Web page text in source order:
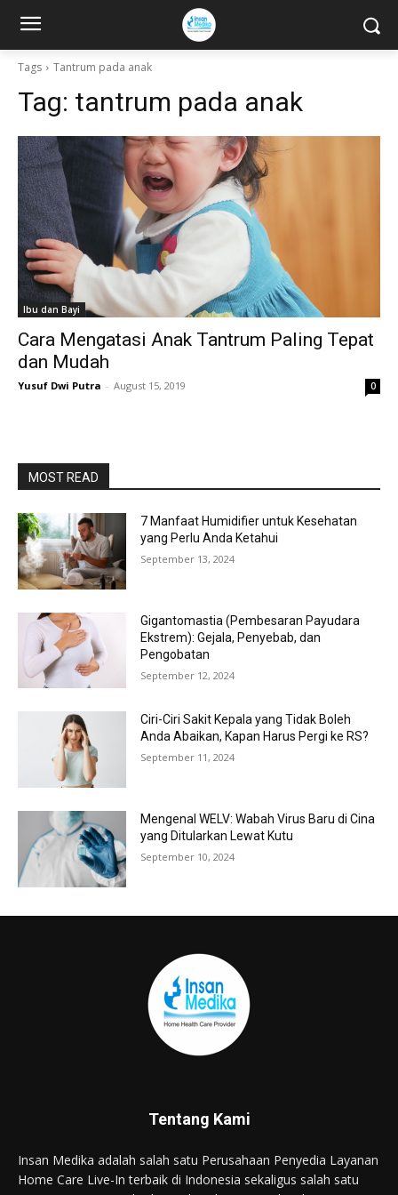
Tags Tantrum pada anak
Tag: tantrum pada anak
Ibu dan Bayi
Cara Mengatasi Anak Tantrum Paling Tepat
dan Mudah
Yusuf Dwi Putra - August 15, 2019 0
MOST READ
7 Manfaat Humidifier untuk Kesehatan
yang Perlu Anda Ketahui
September 13, 2024
Gigantomastia (Pembesaran Payudara
Ekstrem): Gejala, Penyebab, dan
Pengobatan
September 12, 2024
Ciri-Ciri Sakit Kepala yang Tidak Boleh
Anda Abaikan, Kapan Harus Pergi ke RS?
September 11, 2024
Mengenal WELV: Wabah Virus Baru di Cina
yang Ditularkan Lewat Kutu
September 10, 2024
Tentang Kami
Insan Medika adalah salah satu Perusahaan Penyedia Layanan
Home Care Live-In terbaik di Indonesia sekaligus salah satu